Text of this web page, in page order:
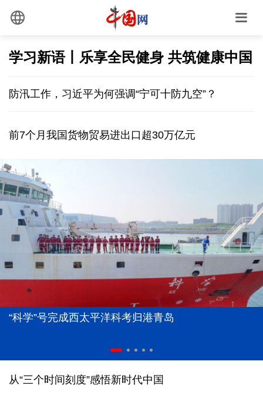
学习新语丨乐享全民健身 共筑健康中国
防汛工作，习近平为何强调“宁可十防九空”？
前7个月我国货物贸易进出口超30万亿元
“科学”号完成西太平洋科考归港青岛
从“三个时间刻度”感悟新时代中国